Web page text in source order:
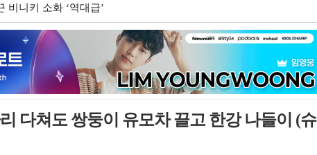
비니키 소화 ‘역대급’
다쳐도 쌍둥이 유모차 끌고 한강 나들이 (슈